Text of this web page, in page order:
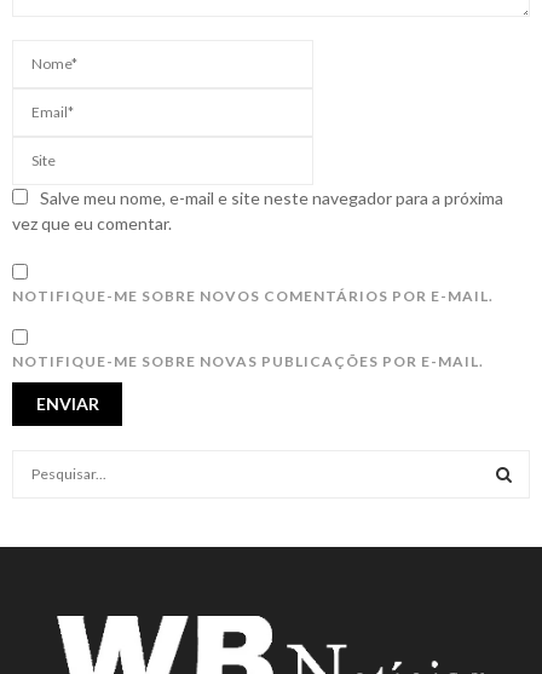
Salve meu nome, e-mail e site neste navegador para a próxima
vez que eu comentar.
NOTIFIQUE-ME SOBRE NOVOS COMENTÁRIOS POR E-MAIL.
NOTIFIQUE-ME SOBRE NOVAS PUBLICAÇÕES POR E-MAIL.